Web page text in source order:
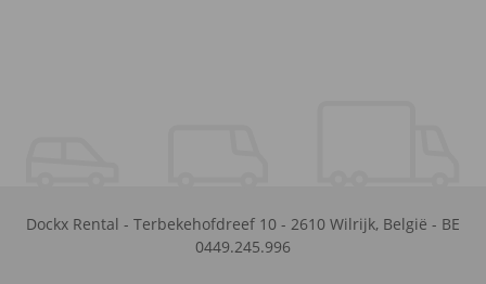
Dockx Rental - Terbekehofdreef 10 - 2610 Wilrijk, België - BE
0449.245.996